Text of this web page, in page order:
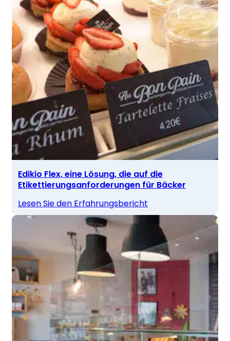
Edikio Flex, eine Lösung, die auf die
Etikettierungsanforderungen für Bäcker
Lesen Sie den Erfahrungsbericht